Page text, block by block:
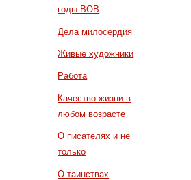
годы ВОВ
Дела милосердия
Живые художники
Работа
Качество жизни в
любом возрасте
О писателях и не
только
О таинствах